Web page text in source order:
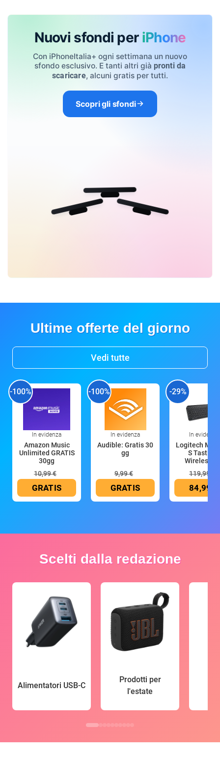
Nuovi sfondi per iPhone
Con iPhoneItalia+ ogni settimana un nuovo
sfondo esclusivo. E tanti altri già pronti da
scaricare, alcuni gratis per tutti.
Scopri gli sfondi
Ultime offerte del giorno
Vedi tutte
-100%
In evidenza
Amazon Music
Unlimited GRATIS
30gg
10,99 €
GRATIS
-100%
In evidenza
Audible: Gratis 30
gg
9,99 €
GRATIS
-29%
In evidenza
Logitech MX
S Tastiera
Wireless
119,99 €
84,99 €
Scelti dalla redazione
Alimentatori USB-C
Prodotti per
l'estate